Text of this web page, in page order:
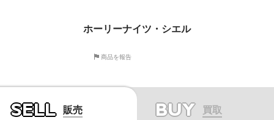
ホーリーナイツ・シエル
商品を報告
SELL 販売 BUY 買取